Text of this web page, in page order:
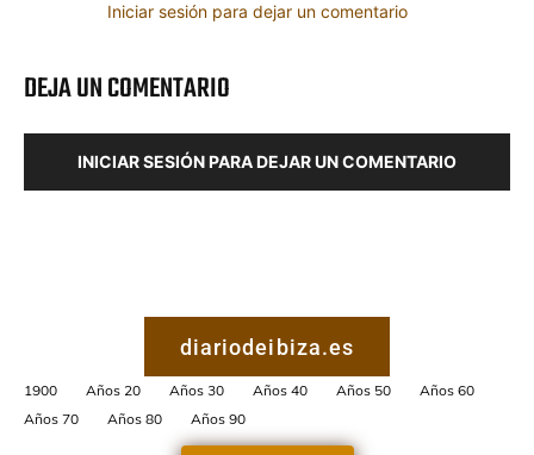
Iniciar sesión para dejar un comentario
DEJA UN COMENTARIO
INICIAR SESIÓN PARA DEJAR UN COMENTARIO
diariodeibiza.es
1900 Años 20 Años 30 Años 40 Años 50
Años 60
Años 70
Años 80 Años 90